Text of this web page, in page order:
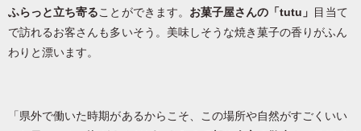
ふらっと立ち寄ることができます。 お菓子屋さんの「tutu」 目当て
で訪れるお客さんも多いそう。美味しそうな焼き菓子の香りがふん
わりと漂います。
「県外で働いた時期があるからこそ、この場所や自然がすごくいい